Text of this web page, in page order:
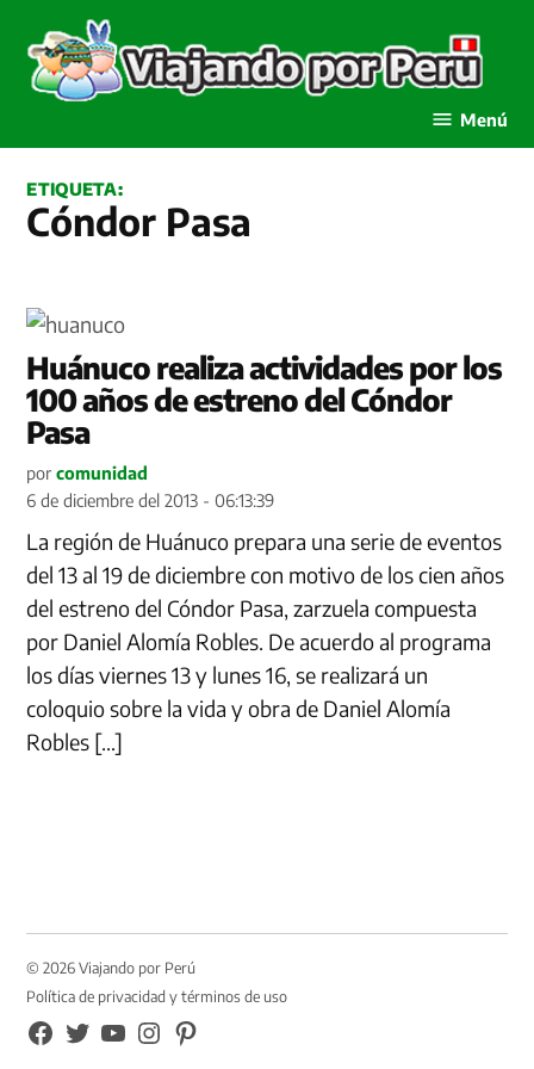
contenido
Menú
ETIQUETA:
Cóndor Pasa
Huánuco realiza actividades por los
100 años de estreno del Cóndor
Pasa
por comunidad
6 de diciembre del 2013 - 06:13:39
La región de Huánuco prepara una serie de eventos
del 13 al 19 de diciembre con motivo de los cien años
del estreno del Cóndor Pasa, zarzuela compuesta
por Daniel Alomía Robles. De acuerdo al programa
los días viernes 13 y lunes 16, se realizará un
coloquio sobre la vida y obra de Daniel Alomía
Robles […]
© 2026 Viajando por Perú
Política de privacidad y términos de uso
FB
TW YouTubeInstagramPinterest